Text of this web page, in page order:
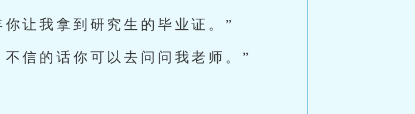
让我拿到研究生的毕业证。”
信的话你可以去问问我老师。”